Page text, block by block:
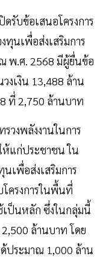
รับข้อเสนอโครงการ
ทุนเพื่อส่งเสริมการ
พ.ศ. 2568 มีผู้ยื่นข้อ
งเงิน 13,488 ล้าน
ที่ 2,750 ล้านบาท
วงพลังงานในการ
ห้แก่ประชาชน ใน
เพื่อส่งเสริมการ
ครงการในพื้นที่
เป็นหลัก ซึ่งในกลุ่มนี้
ล้านบาท โดย
ประมาณ 1,000 ล้าน